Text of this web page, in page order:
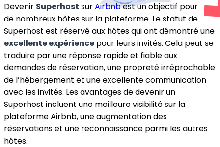
Devenir Superhost surAirbnbest un objectif pour
de nombreux hôtes sur la plateforme. Le statut de
Superhost est réservé aux hôtes qui ont démontré une
excellente expérience pour leurs invités. Cela peut se
traduire par une réponse rapide et fiable aux
demandes de réservation, une propreté irréprochable
de l’hébergement et une excellente communication
avec les invités. Les avantages de devenir un
Superhost incluent une meilleure visibilité sur la
plateforme Airbnb, une augmentation des
réservations et une reconnaissance parmi les autres
hôtes.